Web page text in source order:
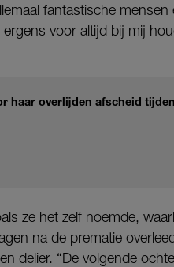
fantastische
voor altijd bij mij
haar overlijden afscheid
ze het zelf noemde,
na de prematie
delier. “De volgende